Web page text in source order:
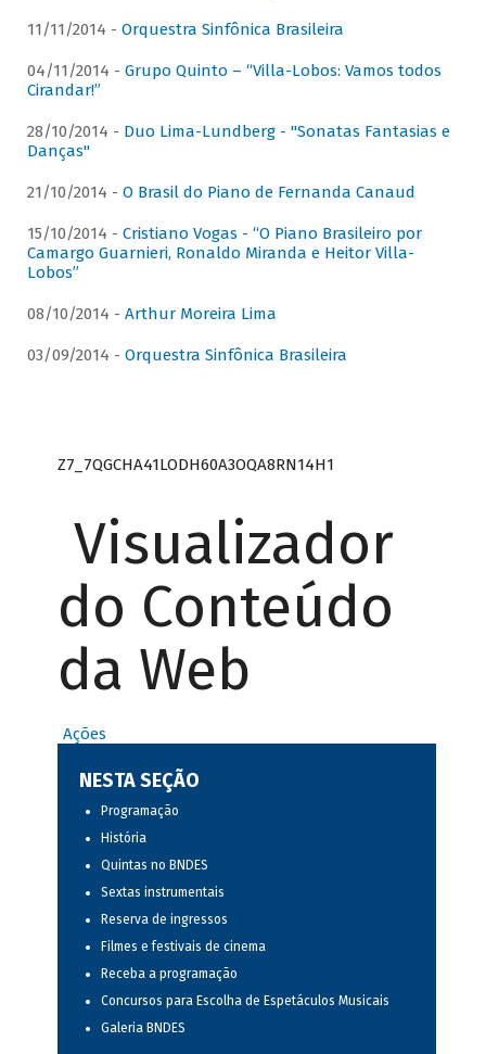
11/11/2014 - Orquestra Sinfônica Brasileira
04/11/2014 - Grupo Quinto – “Villa-Lobos: Vamos todos
Cirandar!”
28/10/2014 - Duo Lima-Lundberg - "Sonatas Fantasias e
Danças"
21/10/2014 - O Brasil do Piano de Fernanda Canaud
15/10/2014 - Cristiano Vogas - “O Piano Brasileiro por
Camargo Guarnieri, Ronaldo Miranda e Heitor Villa-
Lobos”
08/10/2014 - Arthur Moreira Lima
03/09/2014 - Orquestra Sinfônica Brasileira
Z7_7QGCHA41LODH60A3OQA8RN14H1
Visualizador
do Conteúdo
da Web
Ações
NESTA SEÇÃO
Programação
História
Quintas no BNDES
Sextas instrumentais
Reserva de ingressos
Filmes e festivais de cinema
Receba a programação
Concursos para Escolha de Espetáculos Musicais
Galeria BNDES